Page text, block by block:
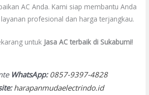
AC Anda. Kami siap membantu Anda
profesional dan harga terjangkau.
untuk Jasa AC terbaik di Sukabumi!
WhatsApp: 0857-9397-4828
harapanmudaelectrindo.id